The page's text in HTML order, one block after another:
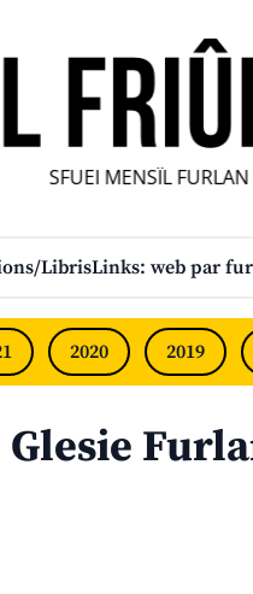
SFUEI MENSÎL FURLAN
LibrisLinks: web par
2020 2019
Glesie